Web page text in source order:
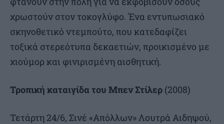
χρωστούν στον τοκογλύφο. Ένα εντυπωσιακό
σκηνοθετικό ντεμπούτο, που κατεδαφίζει
τοξικά στερεότυπα δεκαετιών, προικισμένο με
χιούμορ και φινιρισμένη αισθητική.
Τροπική καταιγίδα του Μπεν Στίλερ (2008)
Τετάρτη 24/6, Σινέ «Απόλλων» Λουτρά Αιδηψού,